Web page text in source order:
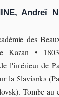
Andreï
des
Kazan •
l'intérieur de
la Slavianka
Tombe au